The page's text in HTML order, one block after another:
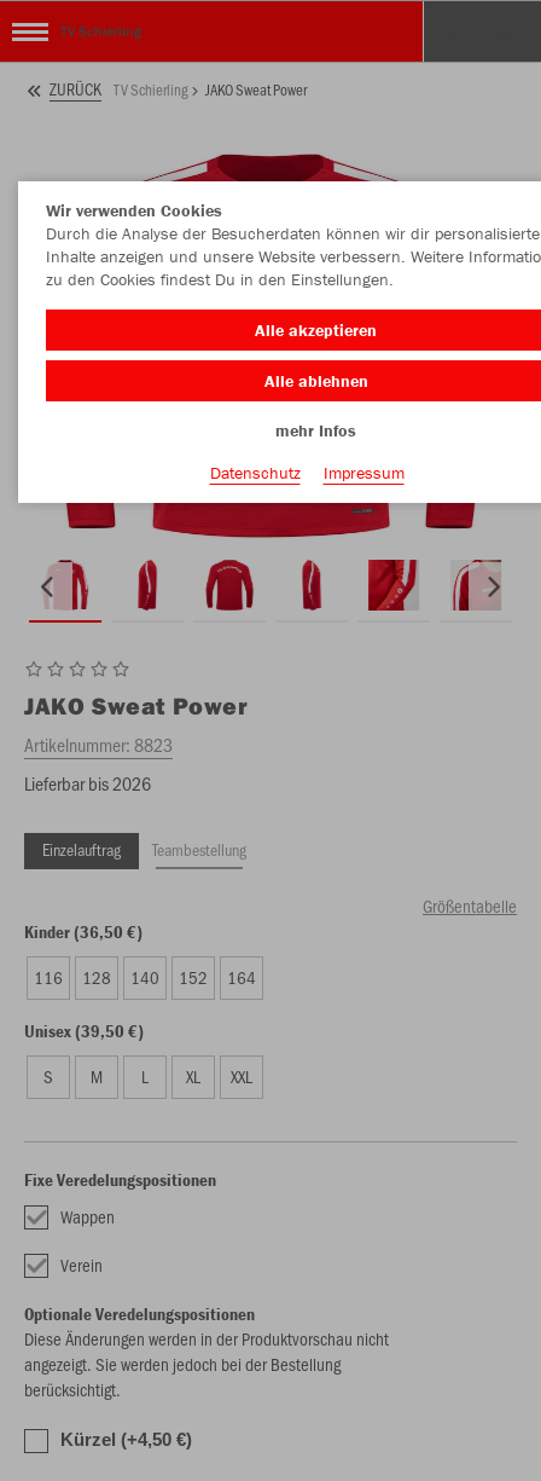
TV Schierling
ZURÜCK TV Schierling JAKO Sweat Power
JAKO Sweat Power
Artikelnummer:8823
Lieferbar bis 2026
Einzelauftrag Teambestellung
Größentabelle
Kinder (36,50 €)
116 128 140 152 164
Unisex (39,50 €)
S M L XL XXL
Fixe Veredelungspositionen
Wappen
Verein
Optionale Veredelungspositionen
Diese Änderungen werden in der Produktvorschau nicht
angezeigt. Sie werden jedoch bei der Bestellung
berücksichtigt.
Kürzel (+4,50 €)
Wir verwenden Cookies
Durch die Analyse der Besucherdaten können wir dir personalisierte
Inhalte anzeigen und unsere Website verbessern. Weitere
zu den Cookies findest Du in den Einstellungen.
Alle akzeptieren
Alle ablehnen
mehr Infos
Datenschutz
Impressum